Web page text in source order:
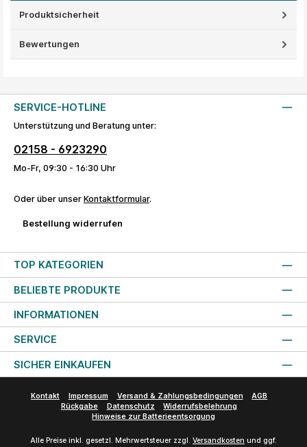
Produktsicherheit
Bewertungen
SERVICE-HOTLINE
Unterstützung und Beratung unter:
02158 - 6923290
Mo-Fr, 09:30 - 16:30 Uhr
Oder über unser Kontaktformular.
Bestellung widerrufen
TOP KATEGORIEN
BELIEBTE PRODUKTE
INFORMATIONEN
SERVICE
SICHER EINKAUFEN
Kontakt Impressum Versand & Zahlungsbedingungen
AGB
Rückgabe
Datenschutz
Widerrufsbelehrung
Hinweise zur Batterieentsorgung
Alle Preise inkl. gesetzl. Mehrwertsteuer zzgl. Versandkosten und ggf.